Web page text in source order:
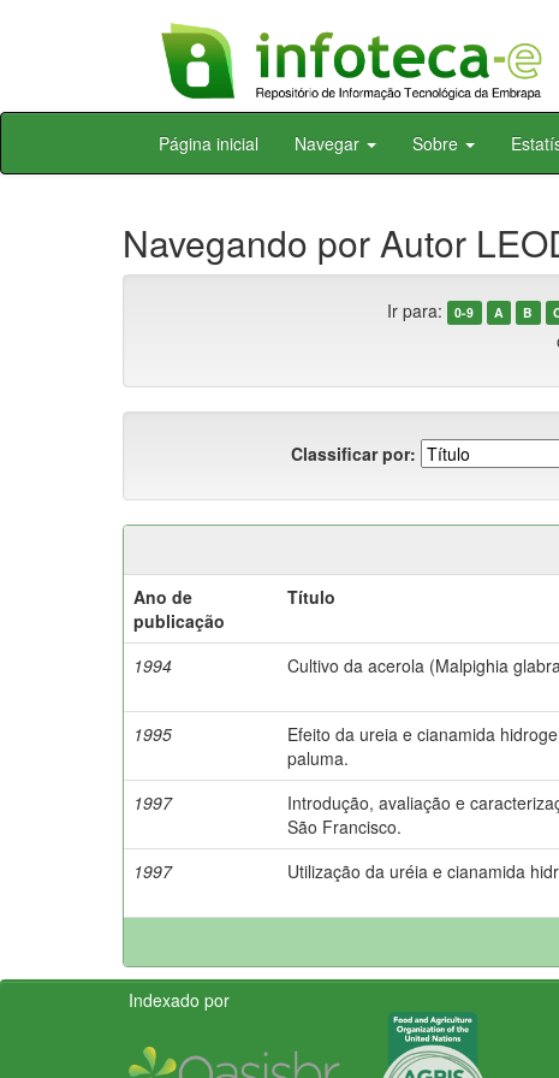
Skip
Página inicial Navegar Sobre
Navegando por Autor
Ir para: 0-9 A B
Classificar por:
Ano de
publicação
Título
1994 Cultivo da acerola (Malpighia
1995
Efeito da ureia e cianamida
paluma.
1997
Introdução, avaliação e
São Francisco.
1997 Utilização da uréia e cianamida
Indexado por